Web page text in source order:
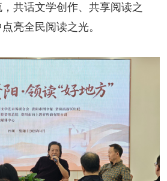
刊 四川作家报
征稿启事 新会员发展名单
共话文学创作、共享阅读之
亮全民阅读之光。